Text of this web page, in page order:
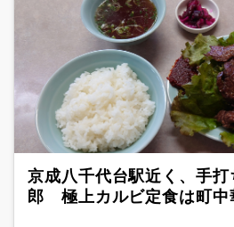
京成八千代台駅近く、手
郎 極上カルビ定食は町中